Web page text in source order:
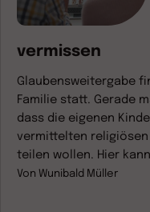
vermissen
Glaubensweitergabe
Familie statt. Gerade
dass die eigenen
vermittelten
teilen wollen. Hier
Von Wunibald Müller